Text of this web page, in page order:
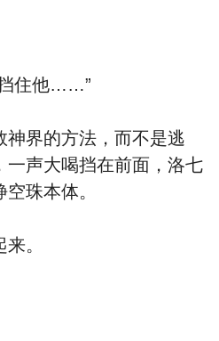
住他……”
界的方法，而不是逃
一声大喝挡在前面，洛七
珠本体。
。